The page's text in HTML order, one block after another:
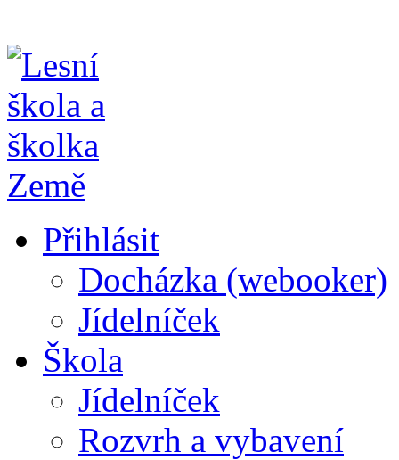
Přihlásit
Docházka (webooker)
Jídelníček
Škola
Jídelníček
Rozvrh a vybavení